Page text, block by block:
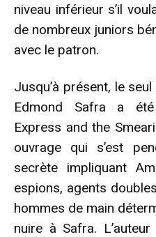
niveau inférieur s’il
de nombreux juniors
avec le patron.
Jusqu’à présent, le
Edmond Safra a
Express and the
ouvrage qui s’est
secrète impliquant
espions, agents
hommes de main
nuire à Safra.